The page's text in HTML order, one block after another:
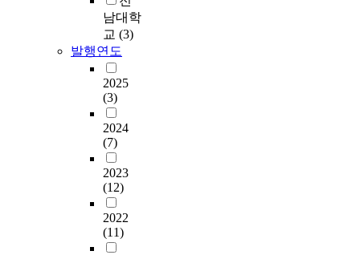
남대학
교 (3)
발행연도
2025
(3)
2024
(7)
2023
(12)
2022
(11)